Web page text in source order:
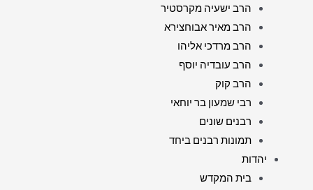
הרב ישעיה מקרסטיר
הרב מאיר אבוחצירא
הרב מרדכי אליהו
הרב עובדיה יוסף
הרב קוק
רבי שמעון בר יוחאי
רבנים שונים
תמונות רבנים ביחד
יהדות
בית המקדש